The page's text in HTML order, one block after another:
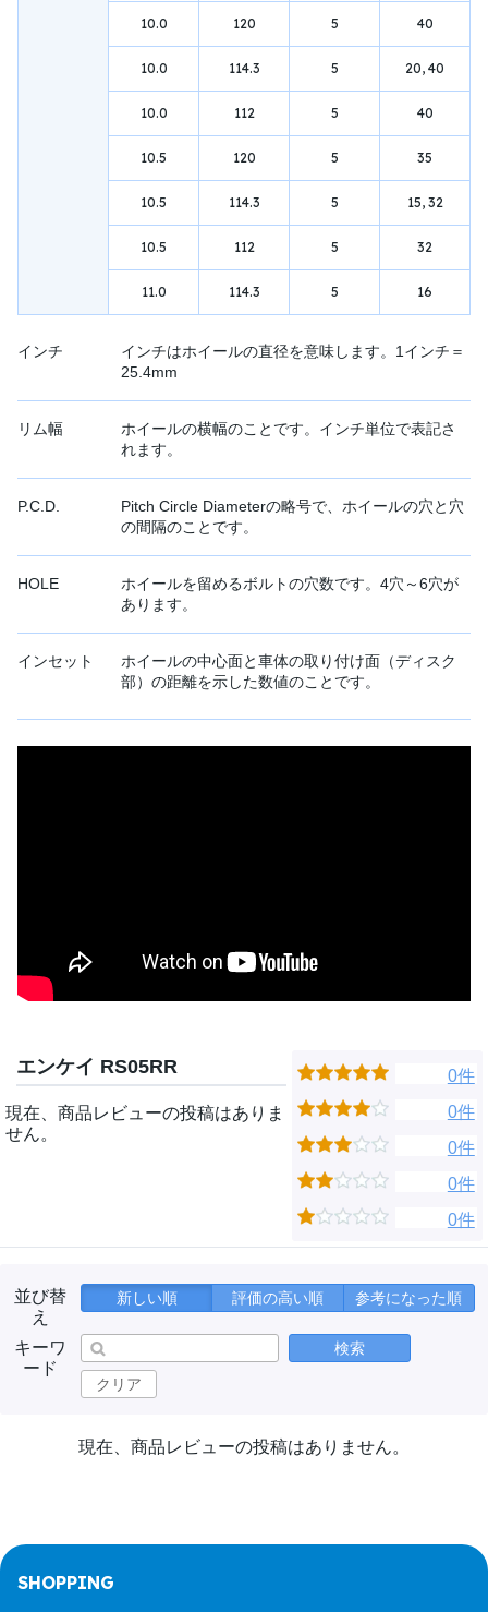
10.0 120 5 40
10.0 114.3 5 20, 40
10.0 112 5 40
10.5 120 5 35
10.5 114.3 5 15, 32
10.5 112 5 32
11.0 114.3 5 16
インチ
インチはホイールの直径を意味します。1インチ＝
25.4mm
リム幅
ホイールの横幅のことです。インチ単位で表記さ
れます。
P.C.D.
Pitch Circle Diameterの略号で、ホイールの穴と穴
の間隔のことです。
HOLE
ホイールを留めるボルトの穴数です。4穴～6穴が
あります。
インセット
ホイールの中心面と車体の取り付け面（ディスク
部）の距離を示した数値のことです。
エンケイ RS05RR
現在、商品レビューの投稿はありま
せん。
0件
0件
0件
0件
0件
並び替
え
新しい順 評価の高い順 参考になった順
キーワ
ード
検索
クリア
現在、商品レビューの投稿はありません。
SHOPPING